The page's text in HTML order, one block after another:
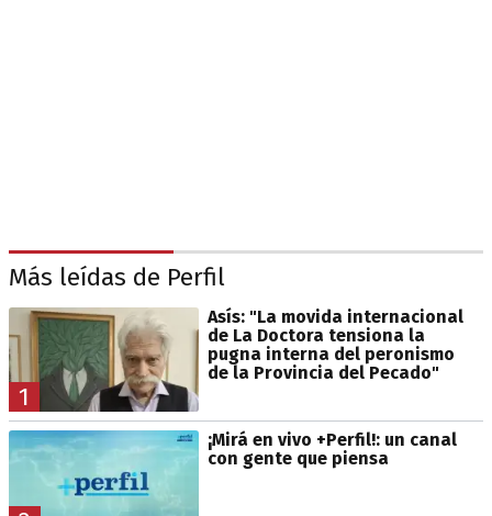
Más leídas de Perfil
1
Asís: "La movida internacional
de La Doctora tensiona la
pugna interna del peronismo
de la Provincia del Pecado"
¡Mirá en vivo +Perfil!: un canal
con gente que piensa